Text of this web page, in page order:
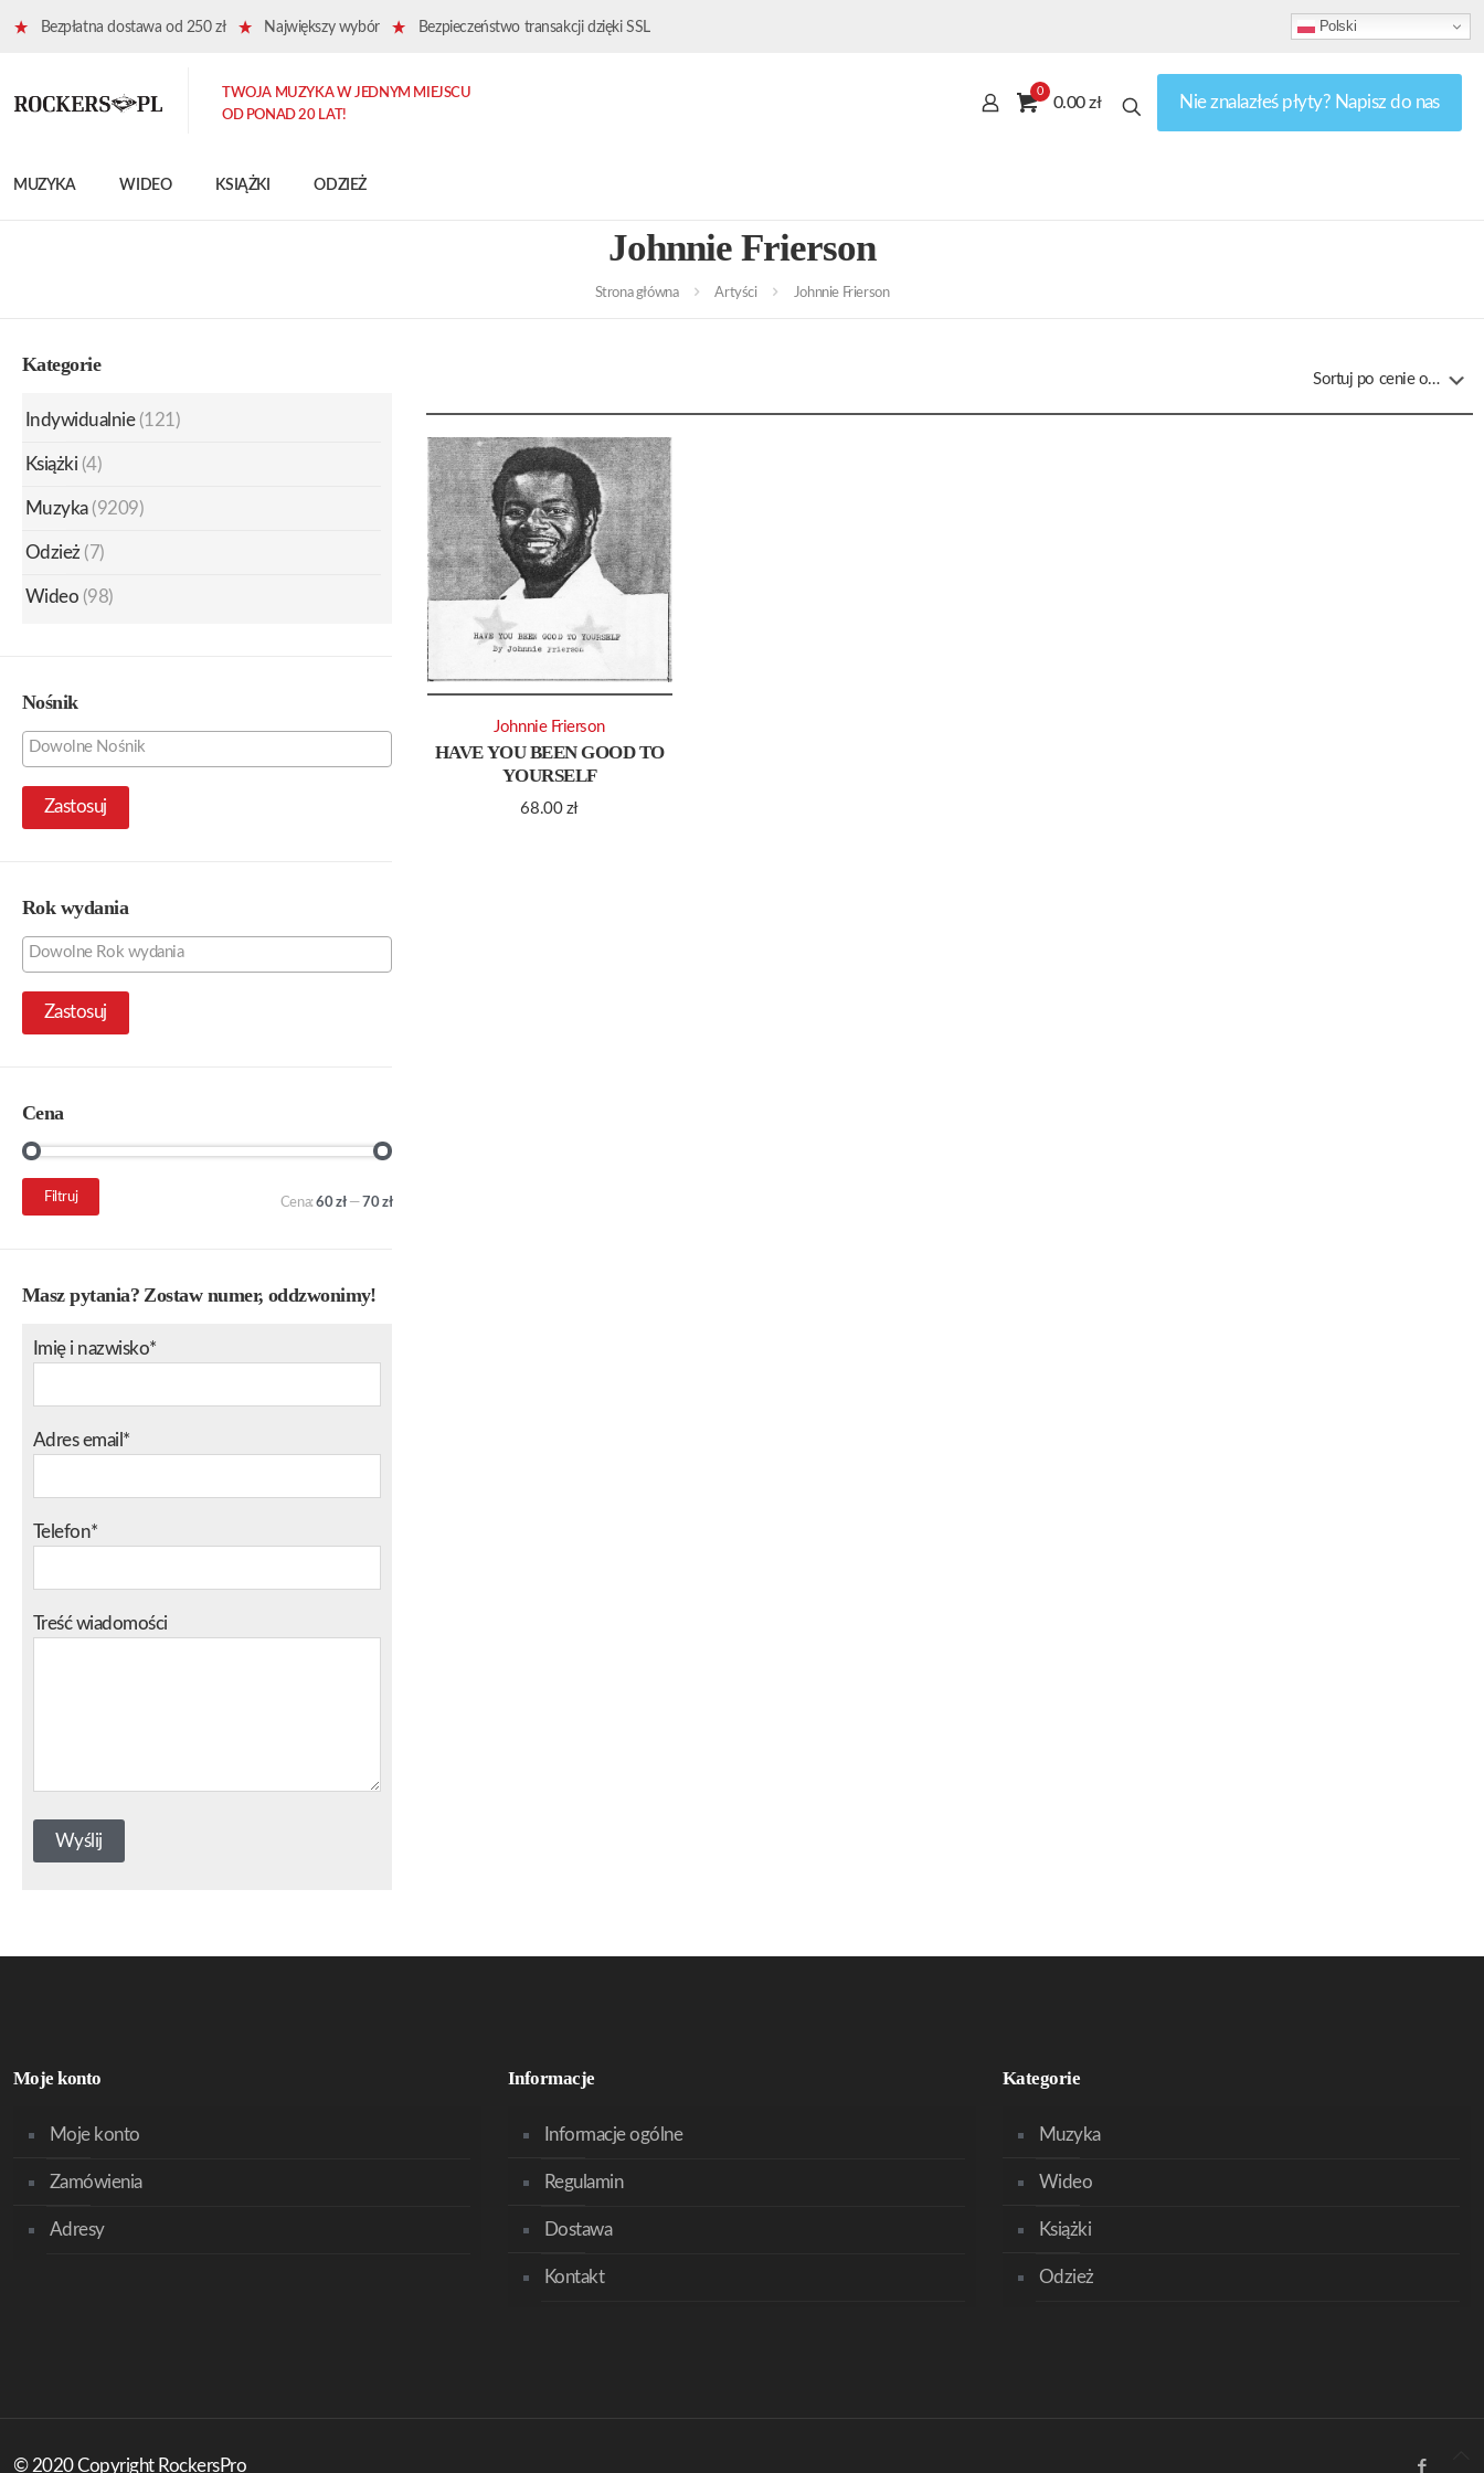
Bezpłatna dostawa od 250 zł Największy wybór Bezpieczeństwo transakcji dzięki SSL Polski
MUZYKA WIDEO KSIĄŻKI ODZIEŻ
TWOJA MUZYKA W JEDNYM MIEJSCU
OD PONAD 20 LAT!
0
0.00 zł Nie znalazłeś płyty? Napisz do nas
Johnnie Frierson
Strona główna Artyści Johnnie Frierson
HAVE YOU BEEN GOOD TO
YOURSELF
68.00 zł
Johnnie Frierson
Kategorie
Indywidualnie (121)
Książki (4)
Muzyka (9209)
Odzież (7)
Wideo (98)
Nośnik
Zastosuj
Rok wydania
Zastosuj
Cena
Cena
min.
Cena
maks.
Filtruj Cena:60 zł— 70 zł
Masz pytania? Zostaw numer, oddzwonimy!
Imię i nazwisko*
Adres email*
Telefon*
Treść wiadomości
Moje konto
Moje konto
Zamówienia
Adresy
Informacje
Informacje ogólne
Regulamin
Dostawa
Kontakt
Kategorie
Muzyka
Wideo
Książki
Odzież
© 2020 Copyright RockersPro